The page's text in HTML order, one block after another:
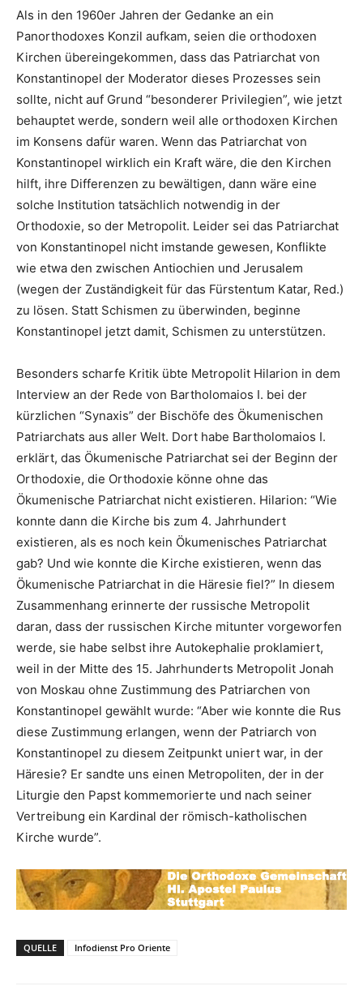
Als in den 1960er Jahren der Gedanke an ein
Panorthodoxes Konzil aufkam, seien die orthodoxen
Kirchen übereingekommen, dass das Patriarchat von
Konstantinopel der Moderator dieses Prozesses sein
sollte, nicht auf Grund “besonderer Privilegien”, wie jetzt
behauptet werde, sondern weil alle orthodoxen Kirchen
im Konsens dafür waren. Wenn das Patriarchat von
Konstantinopel wirklich ein Kraft wäre, die den Kirchen
hilft, ihre Differenzen zu bewältigen, dann wäre eine
solche Institution tatsächlich notwendig in der
Orthodoxie, so der Metropolit. Leider sei das Patriarchat
von Konstantinopel nicht imstande gewesen, Konflikte
wie etwa den zwischen Antiochien und Jerusalem
(wegen der Zuständigkeit für das Fürstentum Katar, Red.)
zu lösen. Statt Schismen zu überwinden, beginne
Konstantinopel jetzt damit, Schismen zu unterstützen.
Besonders scharfe Kritik übte Metropolit Hilarion in dem
Interview an der Rede von Bartholomaios I. bei der
kürzlichen “Synaxis” der Bischöfe des Ökumenischen
Patriarchats aus aller Welt. Dort habe Bartholomaios I.
erklärt, das Ökumenische Patriarchat sei der Beginn der
Orthodoxie, die Orthodoxie könne ohne das
Ökumenische Patriarchat nicht existieren. Hilarion: “Wie
konnte dann die Kirche bis zum 4. Jahrhundert
existieren, als es noch kein Ökumenisches Patriarchat
gab? Und wie konnte die Kirche existieren, wenn das
Ökumenische Patriarchat in die Häresie fiel?” In diesem
Zusammenhang erinnerte der russische Metropolit
daran, dass der russischen Kirche mitunter vorgeworfen
werde, sie habe selbst ihre Autokephalie proklamiert,
weil in der Mitte des 15. Jahrhunderts Metropolit Jonah
von Moskau ohne Zustimmung des Patriarchen von
Konstantinopel gewählt wurde: “Aber wie konnte die Rus
diese Zustimmung erlangen, wenn der Patriarch von
Konstantinopel zu diesem Zeitpunkt uniert war, in der
Häresie? Er sandte uns einen Metropoliten, der in der
Liturgie den Papst kommemorierte und nach seiner
Vertreibung ein Kardinal der römisch-katholischen
Kirche wurde”.
QUELLE Infodienst Pro Oriente